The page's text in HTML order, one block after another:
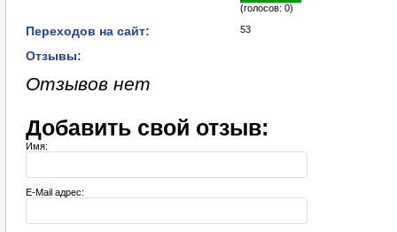
(голосов: 0)
Переходов на сайт: 53
Отзывы:
Отзывов нет
Добавить свой отзыв:
Имя:
E-Mail адрес: